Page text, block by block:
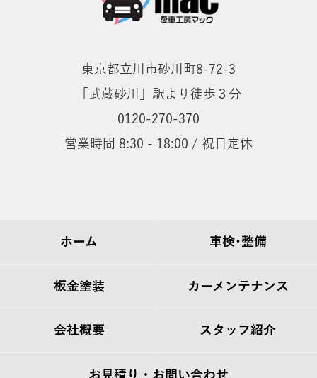
東京都立川市砂川町8-72-3
「武蔵砂川」駅より徒歩３分
0120-270-370
営業時間 8:30 - 18:00 / 祝日定休
ホーム 車検･整備
板金塗装 カーメンテナンス
会社概要 スタッフ紹介